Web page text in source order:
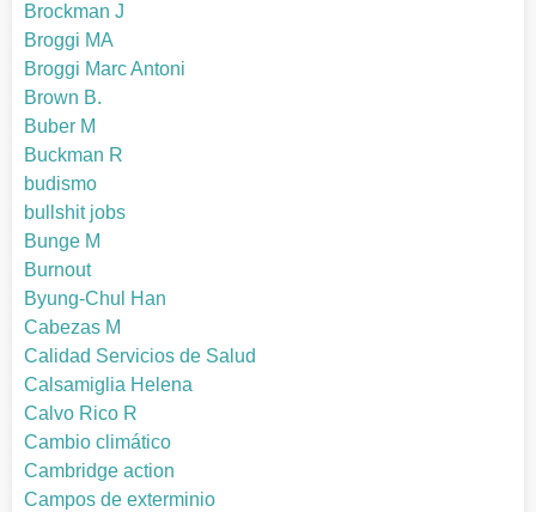
Brockman J
Broggi MA
Broggi Marc Antoni
Brown B.
Buber M
Buckman R
budismo
bullshit jobs
Bunge M
Burnout
Byung-Chul Han
Cabezas M
Calidad Servicios de Salud
Calsamiglia Helena
Calvo Rico R
Cambio climático
Cambridge action
Campos de exterminio